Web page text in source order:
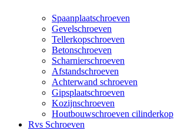
Spaanplaatschroeven
Gevelschroeven
Tellerkopschroeven
Betonschroeven
Scharnierschroeven
Afstandschroeven
Achterwand schroeven
Gipsplaatschroeven
Kozijnschroeven
Houtbouwschroeven cilinderkop
Rvs Schroeven